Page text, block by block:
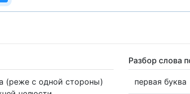
(реже с одной стороны)
Разбор слова
первая буква